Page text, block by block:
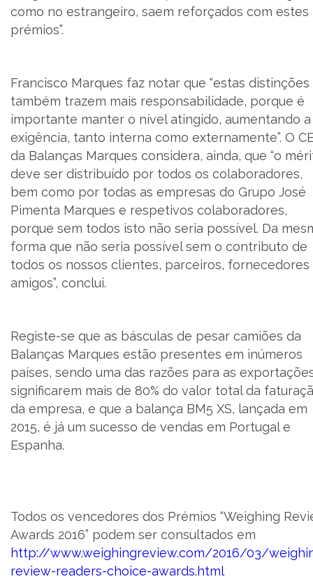
como no estrangeiro, saem reforçados com estes
prémios”.
Francisco Marques faz notar que “estas distinções
também trazem mais responsabilidade, porque é
importante manter o nível atingido, aumentando a
exigência, tanto interna como externamente”. O
da Balanças Marques considera, ainda, que “o
deve ser distribuído por todos os colaboradores,
bem como por todas as empresas do Grupo José
Pimenta Marques e respetivos colaboradores,
porque sem todos isto não seria possível. Da
forma que não seria possível sem o contributo de
todos os nossos clientes, parceiros, fornecedores
amigos”, conclui.
Registe-se que as básculas de pesar camiões da
Balanças Marques estão presentes em inúmeros
países, sendo uma das razões para as
significarem mais de 80% do valor total da
da empresa, e que a balança BM5 XS, lançada em
2015, é já um sucesso de vendas em Portugal e
Espanha.
Todos os vencedores dos Prémios “Weighing
Awards 2016” podem ser consultados em
http://www.weighingreview.com/2016/03/
review-readers-choice-awards.html